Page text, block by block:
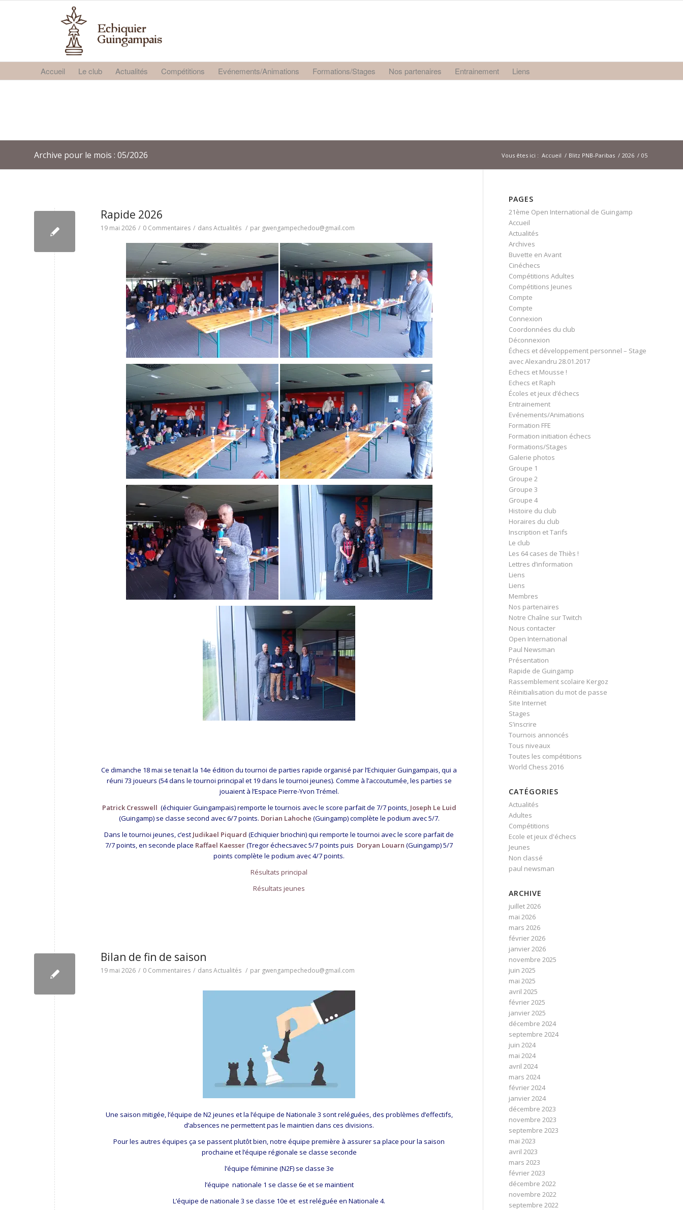
Accueil Le club Actualités Compétitions Evénements/Animations Formations/Stages Nos partenaires Entrainement Liens
Archive pour le mois : 05/2026 Vous êtes ici : Accueil / Blitz PNB-Paribas / 2026 / 05
Rapide 2026
19 mai 2026 / 0 Commentaires / dansActualités / par gwengampechedou@gmail.com
Ce dimanche 18 mai se tenait la 14e édition du tournoi de parties rapide organisé par l’Echiquier Guingampais, qui a
réuni 73 joueurs (54 dans le tournoi principal et 19 dans le tournoi jeunes). Comme à l’accoutumée, les parties se
jouaient à l’Espace Pierre-Yvon Trémel.
Patrick Cresswell (échiquier Guingampais) remporte le tournois avec le score parfait de 7/7 points, Joseph Le Luid
(Guingamp) se classe second avec 6/7 points. Dorian Lahoche (Guingamp) complète le podium avec 5/7.
Dans le tournoi jeunes, c’est Judikael Piquard (Echiquier briochin) qui remporte le tournoi avec le score parfait de
7/7 points, en seconde place Raffael Kaesser(Tregor échecsavec 5/7 points puis Doryan Louarn (Guingamp) 5/7
points complète le podium avec 4/7 points.
Résultats principal
Résultats jeunes
Bilan de fin de saison
19 mai 2026 / 0 Commentaires / dansActualités / par gwengampechedou@gmail.com
Une saison mitigée, l’équipe de N2 jeunes et la l’équipe de Nationale 3 sont reléguées, des problèmes d’effectifs,
d’absences ne permettent pas le maintien dans ces divisions.
Pour les autres équipes ça se passent plutôt bien, notre équipe première à assurer sa place pour la saison
prochaine et l’équipe régionale se classe seconde
l’équipe féminine (N2F) se classe 3e
l’équipe nationale 1 se classe 6e et se maintient
L’équipe de nationale 3 se classe 10e et est reléguée en Nationale 4.
PAGES
21ème Open International de Guingamp
Accueil
Actualités
Archives
Buvette en Avant
Cinéchecs
Compétitions Adultes
Compétitions Jeunes
Compte
Compte
Connexion
Coordonnées du club
Déconnexion
Échecs et développement personnel – Stage
avec Alexandru 28.01.2017
Echecs et Mousse !
Echecs et Raph
Écoles et jeux d’échecs
Entrainement
Evénements/Animations
Formation FFE
Formation initiation échecs
Formations/Stages
Galerie photos
Groupe 1
Groupe 2
Groupe 3
Groupe 4
Histoire du club
Horaires du club
Inscription et Tarifs
Le club
Les 64 cases de Thiès !
Lettres d’information
Liens
Liens
Membres
Nos partenaires
Notre Chaîne sur Twitch
Nous contacter
Open International
Paul Newsman
Présentation
Rapide de Guingamp
Rassemblement scolaire Kergoz
Réinitialisation du mot de passe
Site Internet
Stages
S’inscrire
Tournois annoncés
Tous niveaux
Toutes les compétitions
World Chess 2016
CATÉGORIES
Actualités
Adultes
Compétitions
Ecole et jeux d'échecs
Jeunes
Non classé
paul newsman
ARCHIVE
juillet 2026
mai 2026
mars 2026
février 2026
janvier 2026
novembre 2025
juin 2025
mai 2025
avril 2025
février 2025
janvier 2025
décembre 2024
septembre 2024
juin 2024
mai 2024
avril 2024
mars 2024
février 2024
janvier 2024
décembre 2023
novembre 2023
septembre 2023
mai 2023
avril 2023
mars 2023
février 2023
décembre 2022
novembre 2022
septembre 2022